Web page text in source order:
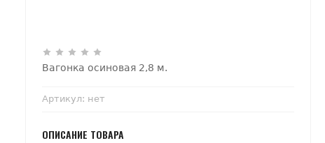
Вагонка осиновая 2,8 м.
Артикул: нет
ОПИСАНИЕ ТОВАРА